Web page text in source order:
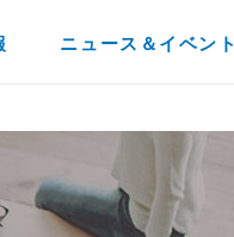
ニュース＆イベント